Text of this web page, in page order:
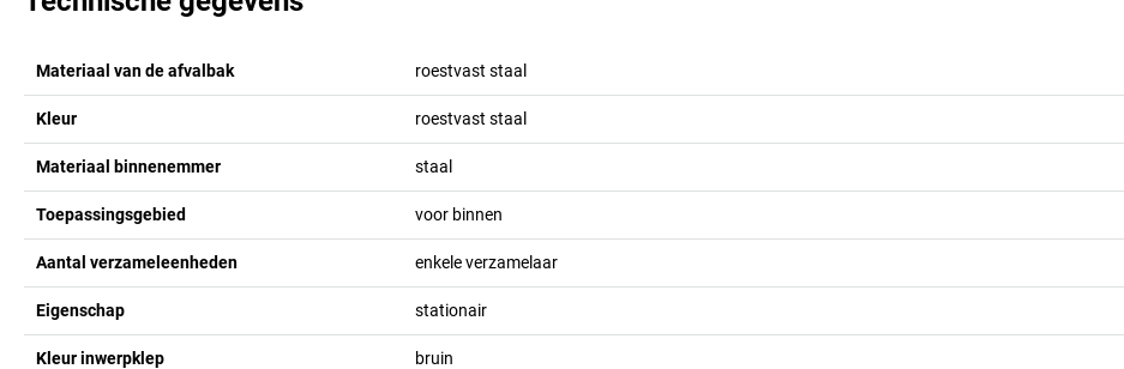
Materiaal van de afvalbak roestvast staal
Kleur roestvast staal
Materiaal binnenemmer staal
Toepassingsgebied voor binnen
Aantal verzameleenheden enkele verzamelaar
Eigenschap stationair
Kleur inwerpklep bruin